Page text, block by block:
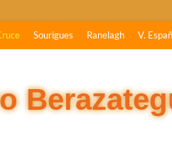
Sourigues Ranelagh V.